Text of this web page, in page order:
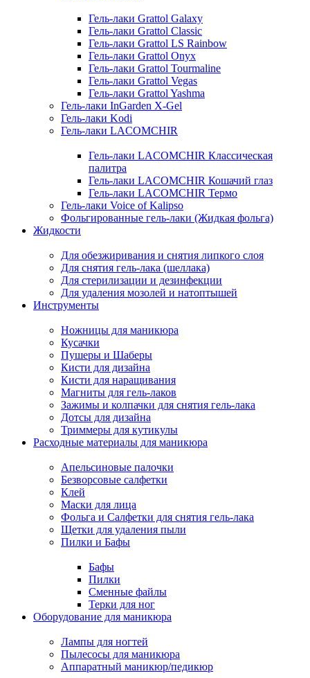
Гель-лаки Grattol Galaxy
Гель-лаки Grattol Classic
Гель-лаки Grattol LS Rainbow
Гель-лаки Grattol Onyx
Гель-лаки Grattol Tourmaline
Гель-лаки Grattol Vegas
Гель-лаки Grattol Yashma
Гель-лаки InGarden X-Gel
Гель-лаки Kodi
Гель-лаки LACOMCHIR
Гель-лаки LACOMCHIR Классическая
палитра
Гель-лаки LACOMCHIR Кошачий глаз
Гель-лаки LACOMCHIR Термо
Гель-лаки Voice of Kalipso
Фольгированные гель-лаки (Жидкая фольга)
Жидкости
Для обезжиривания и снятия липкого слоя
Для снятия гель-лака (шеллака)
Для стерилизации и дезинфекции
Для удаления мозолей и натоптышей
Инструменты
Ножницы для маникюра
Кусачки
Пушеры и Шаберы
Кисти для дизайна
Кисти для наращивания
Магниты для гель-лаков
Зажимы и колпачки для снятия гель-лака
Дотсы для дизайна
Триммеры для кутикулы
Расходные материалы для маникюра
Апельсиновые палочки
Безворсовые салфетки
Клей
Маски для лица
Фольга и Салфетки для снятия гель-лака
Щетки для удаления пыли
Пилки и Бафы
Бафы
Пилки
Сменные файлы
Терки для ног
Оборудование для маникюра
Лампы для ногтей
Пылесосы для маникюра
Аппаратный маникюр/педикюр